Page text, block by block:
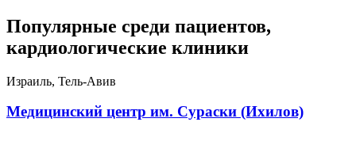
Популярные среди пациентов,
кардиологические клиники
Израиль, Тель-Авив
Медицинский центр им. Сураски (Ихилов)